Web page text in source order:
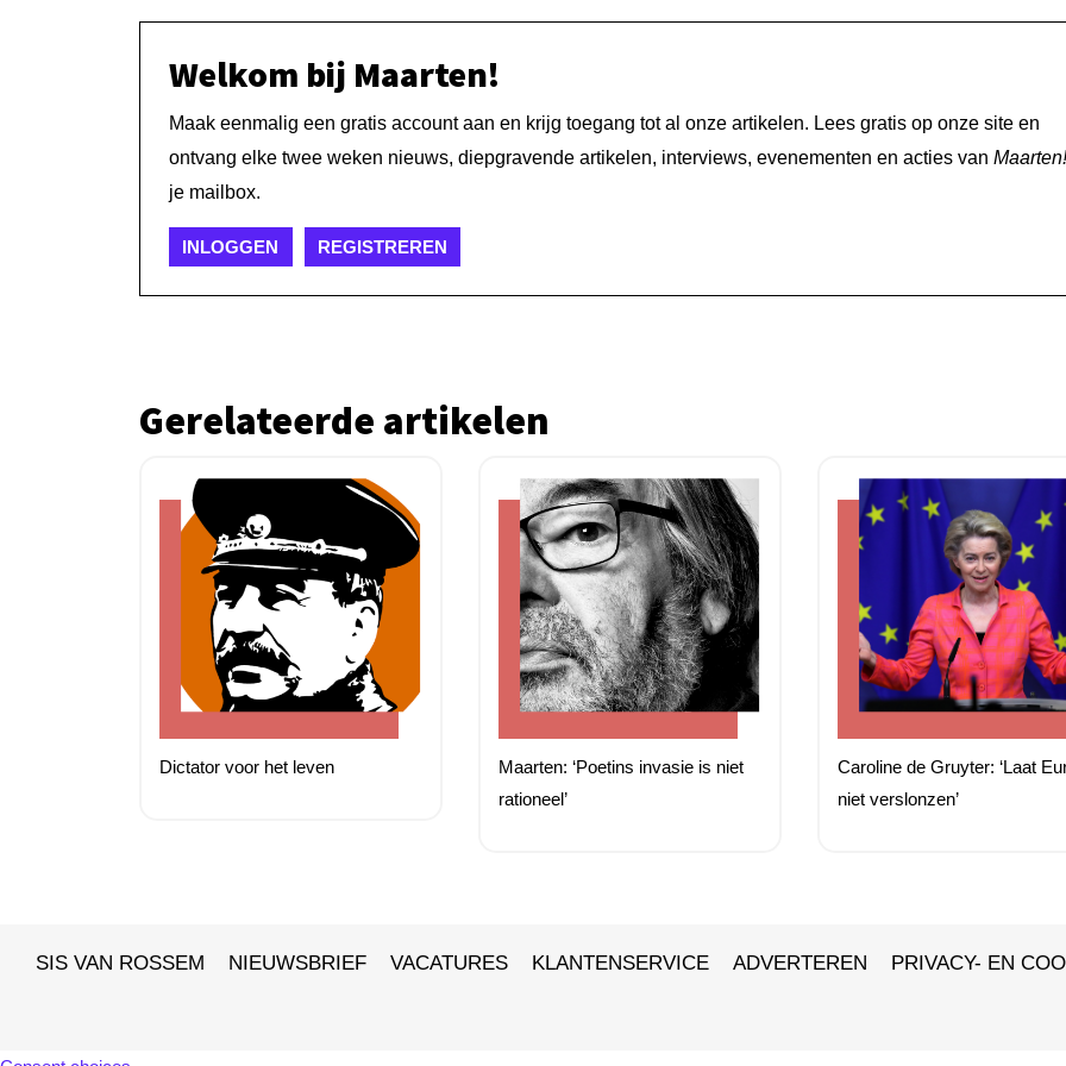
Welkom bij Maarten!
Maak eenmalig een gratis account aan en krijg toegang tot al onze artikelen. Lees gratis op onze site en
ontvang elke twee weken nieuws, diepgravende artikelen, interviews, evenementen en acties van Maarten!
je mailbox.
INLOGGEN REGISTREREN
Gerelateerde artikelen
Dictator voor het leven
Maarten: ‘Poetins invasie is niet
rationeel’
Caroline de Gruyter: ‘Laat
niet verslonzen’
SIS VAN ROSSEM NIEUWSBRIEF VACATURES KLANTENSERVICE ADVERTEREN PRIVACY- EN